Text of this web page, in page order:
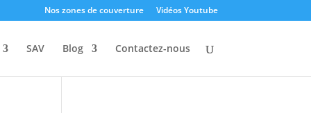
Nos zones de couverture Vidéos Youtube
SAV Blog Contactez-nous